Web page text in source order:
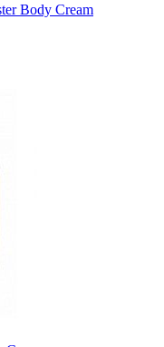
Body Cream